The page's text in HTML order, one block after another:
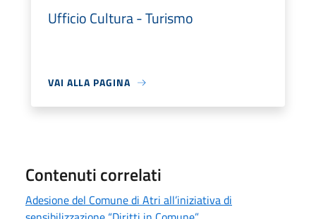
Ufficio Cultura - Turismo
VAI ALLA PAGINA
Contenuti correlati
Adesione del Comune di Atri all’iniziativa di